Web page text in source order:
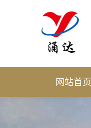
网站首页